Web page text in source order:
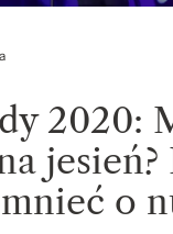
2020:
jesień?
o